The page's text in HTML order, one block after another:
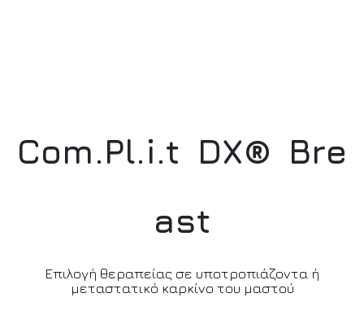
Com.Pl.i.t DX® Bre
ast
Επιλογή θεραπείας σε υποτροπιάζοντα ή
μεταστατικό καρκίνο του μαστού